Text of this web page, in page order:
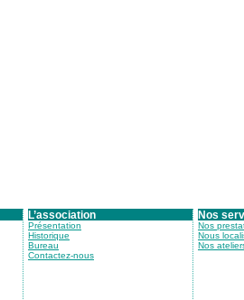
L’association
Présentation
Historique
Bureau
Contactez-nous
Nos
Nos
Nous
Nos